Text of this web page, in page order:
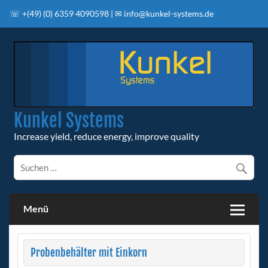
content
☏ +(49) (0) 6359 4090598 | ✉ info@kunkel-systems.de
Kunkel Systems
Increase yield, reduce energy, improve quality
Menü
Probenbehälter mit Einkorn